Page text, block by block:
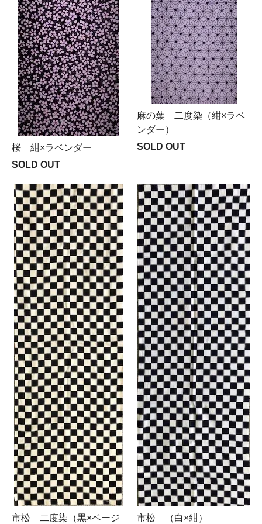
桜 紺×ラベンダー
SOLD OUT
麻の葉 二度染（紺×ラベ
ンダー）
SOLD OUT
市松 二度染（黒×ベージ
市松 （白×紺）